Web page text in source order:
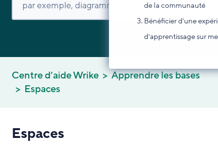
de la communauté
Bénéficier d'une
d'apprentissage sur
Centre d’aide Wrike
Apprendre les bases
Espaces
Espaces